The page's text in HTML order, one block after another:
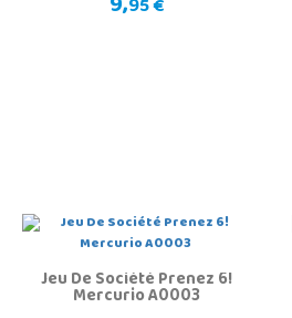
95 €
Jeu De Société Prenez 6!
Mercurio A0003